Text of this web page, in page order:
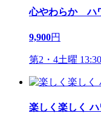
心やわらか ハ
9,900円
第2・4土曜
楽しく楽しく